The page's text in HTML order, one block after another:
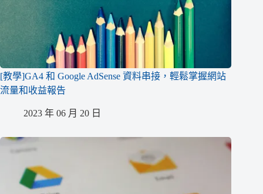
[教學]GA4 和 Google AdSense 資料串接，輕鬆掌握網站
流量和收益報告
2023 年 06 月 20 日